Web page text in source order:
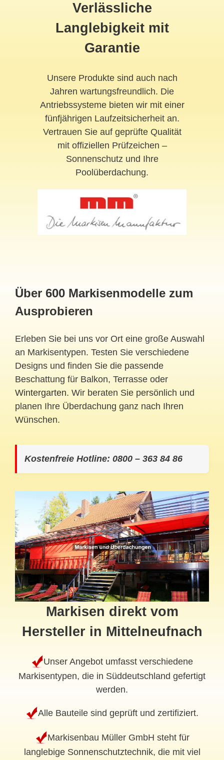
Verlässliche
Langlebigkeit mit
Garantie
Unsere Produkte sind auch nach
Jahren wartungsfreundlich. Die
Antriebssysteme bieten wir mit einer
fünfjährigen Laufzeitsicherheit an.
Vertrauen Sie auf geprüfte Qualität
mit offiziellen Prüfzeichen –
Sonnenschutz und Ihre
Poolüberdachung.
Über 600 Markisenmodelle zum
Ausprobieren
Erleben Sie bei uns vor Ort eine große Auswahl
an Markisentypen. Testen Sie verschiedene
Designs und finden Sie die passende
Beschattung für Balkon, Terrasse oder
Wintergarten. Wir beraten Sie persönlich und
planen Ihre Überdachung ganz nach Ihren
Wünschen.
Kostenfreie Hotline: 0800 – 363 84 86
Markisen direkt vom
Hersteller in Mittelneufnach
Unser Angebot umfasst verschiedene
Markisentypen, die in Süddeutschland gefertigt
werden.
Alle Bauteile sind geprüft und zertifiziert.
Markisenbau Müller GmbH steht für
langlebige Sonnenschutztechnik, die mit viel